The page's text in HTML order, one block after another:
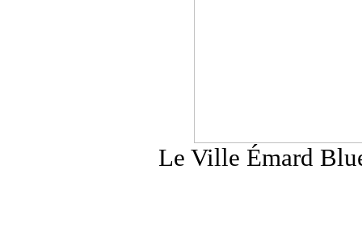
Le Ville Émard